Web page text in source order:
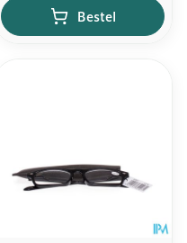
Bestel